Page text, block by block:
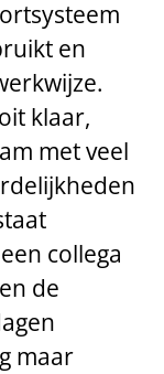
en
klaar,
met veel
collega
de
maar